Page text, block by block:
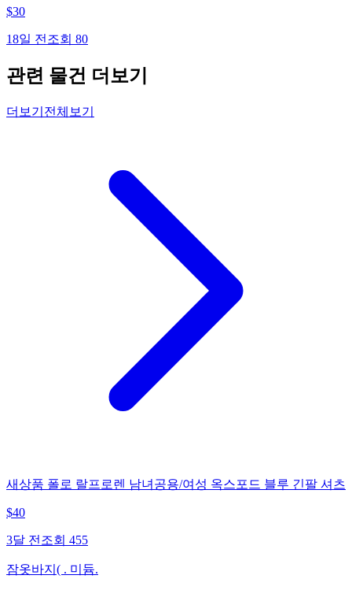
$30
18일 전 조회 80
관련 물건 더보기
더보기 전체보기
새상품 폴로 랄프로렌 남녀공용/여성 옥스포드 블루 긴팔 셔츠
$40
3달 전 조회 455
잠옷바지( . 미듐.